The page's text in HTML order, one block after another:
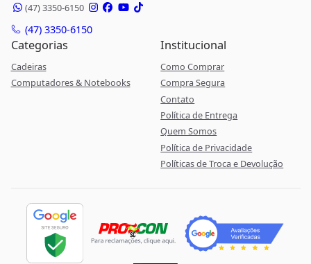
(47) 3350-6150
(47) 3350-6150
Categorias
Cadeiras
Computadores & Notebooks
Institucional
Como Comprar
Compra Segura
Contato
Política de Entrega
Quem Somos
Política de Privacidade
Políticas de Troca e Devolução